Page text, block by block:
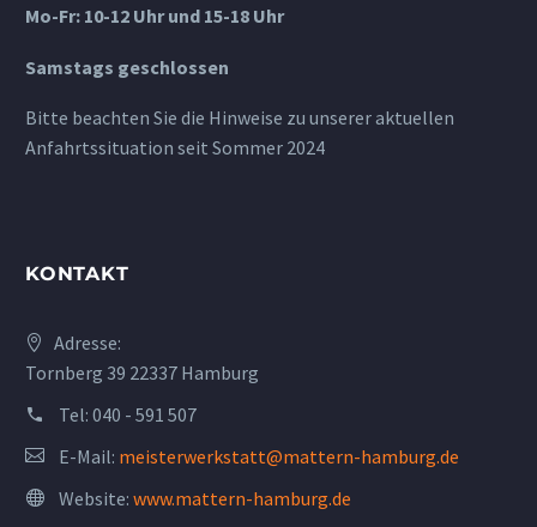
Mo-Fr: 10-12 Uhr und 15-18 Uhr
Samstags geschlossen
Bitte beachten Sie die Hinweise zu unserer aktuellen
Anfahrtssituation seit Sommer 2024
KONTAKT
Adresse:
Tornberg 39 22337 Hamburg
Tel: 040 - 591 507
E-Mail: meisterwerkstatt@mattern-hamburg.de
Website: www.mattern-hamburg.de